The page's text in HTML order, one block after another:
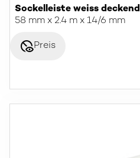
Sockelleiste weiss deckend
58 mm x 2.4 m x 14/6 mm
disabled_visiblePreis